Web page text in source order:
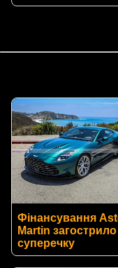
Фінансування
Martin загострило
суперечку